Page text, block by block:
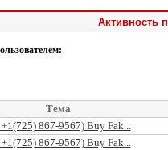
Активность
Тема
867-9567) Buy Fak...
867-9567) Buy Fak...